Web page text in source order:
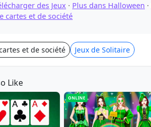
des Jeux · Plus dans Halloween ·
cartes et de société
et de société Jeux de Solitaire
Like
ONLINE